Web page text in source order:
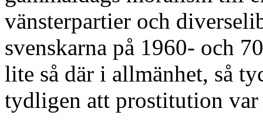
vänsterpartier och
svenskarna på 1960- och
lite så där i allmänhet, så
tydligen att prostitution var